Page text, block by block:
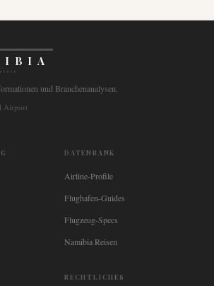
und Branchenanalysen.
Airport
DATENBANK
Airline-Profile
Flughafen-Guides
Flugzeug-Specs
Namibia Reisen
RECHTLICHES